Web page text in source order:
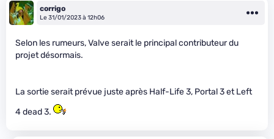
corrigo
Le 31/01/2023 à 12h06
Selon les rumeurs, Valve serait le principal contributeur du
projet désormais.
La sortie serait prévue juste après Half-Life 3, Portal 3 et Left
4 dead 3.